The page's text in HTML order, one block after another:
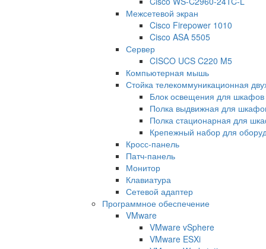
Межсетевой экран
Cisco Firepower 1010
Cisco ASA 5505
Сервер
CISCO UCS C220 M5
Компьютерная мышь
Стойка телекоммуникационная
Блок освещения для шкафов
Полка выдвижная для
Полка стационарная для
Крепежный набор для
Кросс-панель
Патч-панель
Монитор
Клавиатура
Сетевой адаптер
Программное обеспечение
VMware
VMware vSphere
VMware ESXi